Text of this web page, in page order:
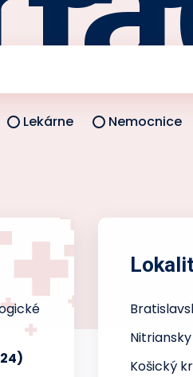
Lekárne Nemocnice
Košický